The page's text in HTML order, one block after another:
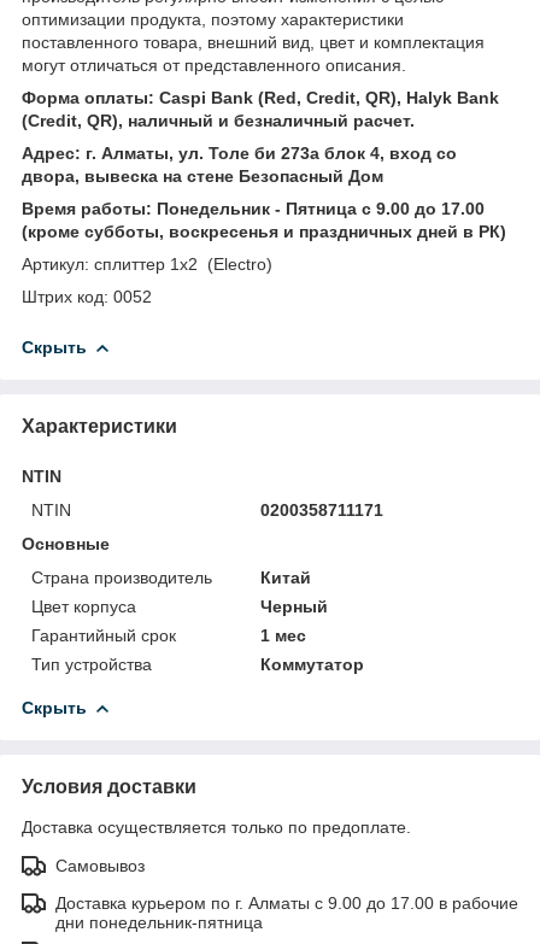
оптимизации продукта, поэтому характеристики
поставленного товара, внешний вид, цвет и комплектация
могут отличаться от представленного описания.
Форма оплаты: Caspi Bank (Red, Credit, QR), Halyk Bank
(Credit, QR), наличный и безналичный расчет.
Адрес: г. Алматы, ул. Толе би 273а блок 4, вход со
двора, вывеска на стене Безопасный Дом
Время работы: Понедельник - Пятница с 9.00 до 17.00
(кроме субботы, воскресенья и праздничных дней в РК)
Артикул: сплиттер 1x2 (Electro)
Штрих код: 0052
Скрыть
Характеристики
NTIN
NTIN
0200358711171
Основные
Страна производитель
Китай
Цвет корпуса
Черный
Гарантийный срок
1 мес
Тип устройства
Коммутатор
Скрыть
Условия доставки
Доставка осуществляется только по предоплате.
Самовывоз
Доставка курьером по г. Алматы с 9.00 до 17.00 в рабочие
дни понедельник-пятница